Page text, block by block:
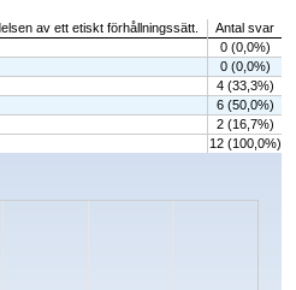
av ett etiskt förhållningssätt.
Antal svar
0 (0,0%)
0 (0,0%)
4 (33,3%)
6 (50,0%)
2 (16,7%)
12 (100,0%)